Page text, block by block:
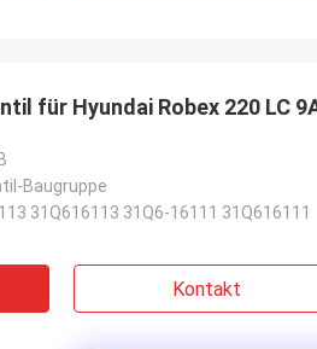
für Hyundai Robex 220 LC
Baugruppe
31Q616113 31Q6-16111 31Q616111
Kontakt